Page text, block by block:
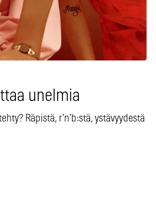
unelmia
Räpistä, r’n’b:stä, ystävyydestä